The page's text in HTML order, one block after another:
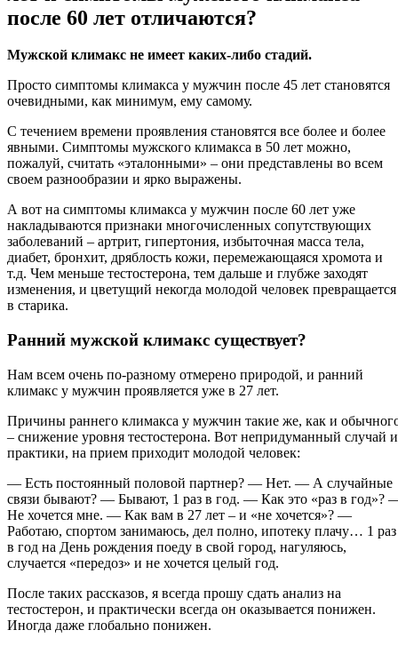
после 60 лет отличаются?
Мужской климакс не имеет каких-либо стадий.
Просто симптомы климакса у мужчин после 45 лет становятся
очевидными, как минимум, ему самому.
С течением времени проявления становятся все более и более
явными. Симптомы мужского климакса в 50 лет можно,
пожалуй, считать «эталонными» – они представлены во всем
своем разнообразии и ярко выражены.
А вот на симптомы климакса у мужчин после 60 лет уже
накладываются признаки многочисленных сопутствующих
заболеваний – артрит, гипертония, избыточная масса тела,
диабет, бронхит, дряблость кожи, перемежающаяся хромота и
т.д. Чем меньше тестостерона, тем дальше и глубже заходят
изменения, и цветущий некогда молодой человек превращается
в старика.
Ранний мужской климакс существует?
Нам всем очень по-разному отмерено природой, и ранний
климакс у мужчин проявляется уже в 27 лет.
Причины раннего климакса у мужчин такие же, как и
– снижение уровня тестостерона. Вот непридуманный случай
практики, на прием приходит молодой человек:
— Есть постоянный половой партнер? — Нет. — А случайные
связи бывают? — Бывают, 1 раз в год. — Как это «раз в год»?
Не хочется мне. — Как вам в 27 лет – и «не хочется»? —
Работаю, спортом занимаюсь, дел полно, ипотеку плачу… 1 раз
в год на День рождения поеду в свой город, нагуляюсь,
случается «передоз» и не хочется целый год.
После таких рассказов, я всегда прошу сдать анализ на
тестостерон, и практически всегда он оказывается понижен.
Иногда даже глобально понижен.